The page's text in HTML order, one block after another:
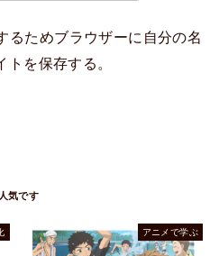
るためブラウザーに自分の名
を保存する。
アニメで学ぶ